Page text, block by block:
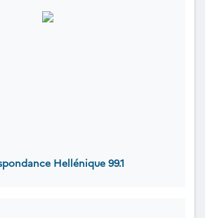
Hellénique 99.1